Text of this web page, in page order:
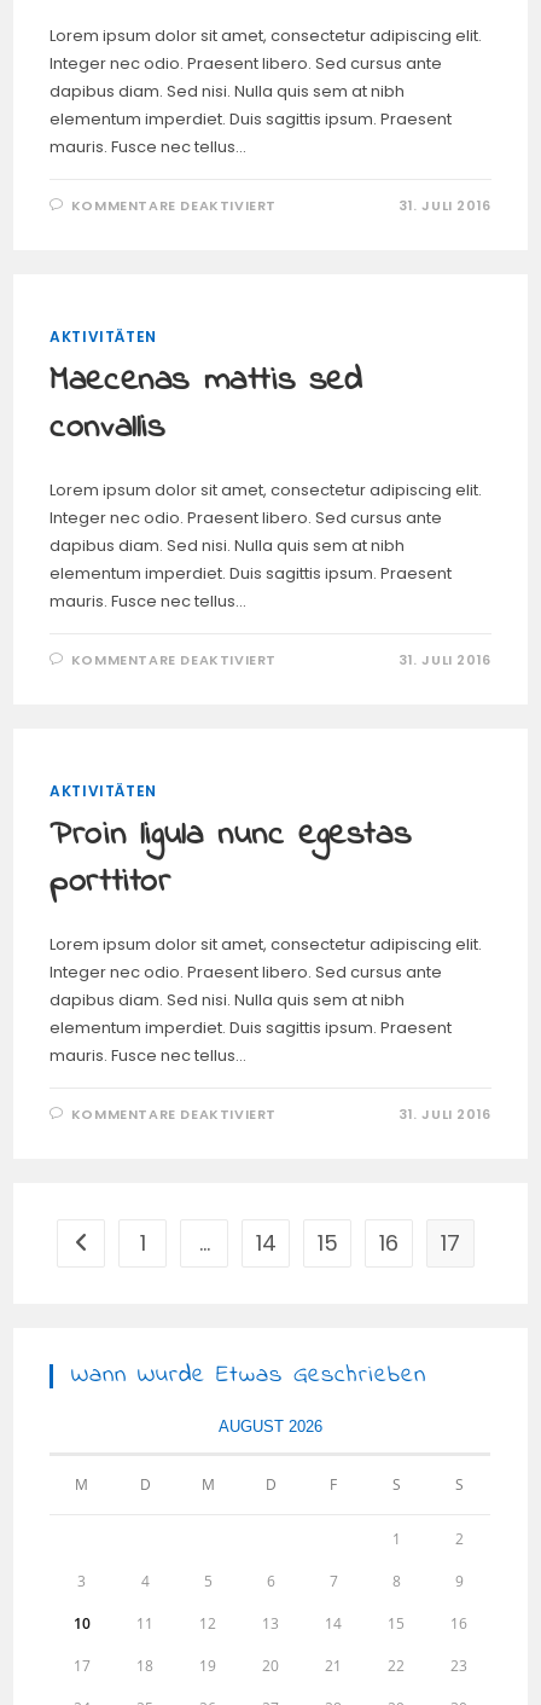
Lorem ipsum dolor sit amet, consectetur adipiscing elit.
Integer nec odio. Praesent libero. Sed cursus ante
dapibus diam. Sed nisi. Nulla quis sem at nibh
elementum imperdiet. Duis sagittis ipsum. Praesent
mauris. Fusce nec tellus…
KOMMENTARE DEAKTIVIERT 31. JULI 2016
AKTIVITÄTEN
Maecenas mattis sed
convallis
Lorem ipsum dolor sit amet, consectetur adipiscing elit.
Integer nec odio. Praesent libero. Sed cursus ante
dapibus diam. Sed nisi. Nulla quis sem at nibh
elementum imperdiet. Duis sagittis ipsum. Praesent
mauris. Fusce nec tellus…
KOMMENTARE DEAKTIVIERT 31. JULI 2016
AKTIVITÄTEN
Proin ligula nunc egestas
porttitor
Lorem ipsum dolor sit amet, consectetur adipiscing elit.
Integer nec odio. Praesent libero. Sed cursus ante
dapibus diam. Sed nisi. Nulla quis sem at nibh
elementum imperdiet. Duis sagittis ipsum. Praesent
mauris. Fusce nec tellus…
KOMMENTARE DEAKTIVIERT 31. JULI 2016
Zur vorherigen Seite
1 … 14 15 16 17
Wann Wurde Etwas Geschrieben
AUGUST 2026
M D M D F S S
1 2
3 4 5 6 7 8 9
10 11 12 13 14 15 16
17 18 19 20 21 22 23